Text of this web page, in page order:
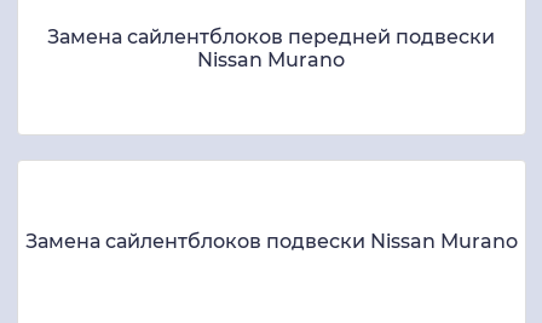
Замена сайлентблоков передней подвески
Nissan Murano
Замена сайлентблоков подвески Nissan Murano